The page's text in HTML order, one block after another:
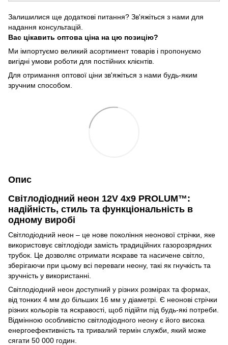
Залишилися ще додаткові питання? Зв'яжіться з нами для
надання консультацій.
Вас цікавить оптова ціна на цю позицію?
Ми імпортуємо великий асортимент товарів і пропонуємо
вигідні умови роботи для постійних клієнтів.
Для отримання оптової ціни зв'яжіться з нами будь-яким
зручним способом.
Опис
Світлодіодний неон 12V 4x9 PROLUM™:
надійність, стиль та функціональність в
одному виробі
Світлодіодний неон – це нове покоління неонової стрічки, яке
використовує світлодіоди замість традиційних газорозрядних
трубок. Це дозволяє отримати яскраве та насичене світло,
зберігаючи при цьому всі переваги неону, такі як гнучкість та
зручність у використанні.
Світлодіодний неон доступний у різних розмірах та формах,
від тонких 4 мм до більших 16 мм у діаметрі. Є неонові стрічки
різних кольорів та яскравості, щоб підійти під будь-які потреби.
Відмінною особливістю світлодіодного неону є його висока
енергоефективність та тривалий термін служби, який може
сягати 50 000 годин.